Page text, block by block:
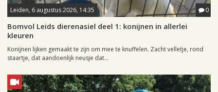
Leiden, 6 augustus 2026, 14:35 0
Bomvol Leids dierenasiel deel 1: konijnen in allerlei
kleuren
Konijnen lijken gemaakt te zijn om mee te knuffelen. Zacht velletje, rond
staartje, dat aandoenlijk neusje dat...